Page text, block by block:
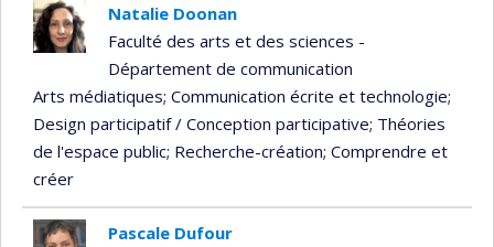
Natalie Doonan
Faculté des arts et des sciences -
Département de communication
Arts médiatiques; Communication écrite et technologie;
Design participatif / Conception participative; Théories
de l'espace public; Recherche-création; Comprendre et
créer
Pascale Dufour